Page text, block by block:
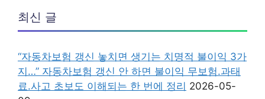
최신 글
“자동차보험 갱신 놓치면 생기는 치명적 불이익 3가
지…” 자동차보험 갱신 안 하면 불이익 무보험.과태
료.사고 초보도 이해되는 한 번에 정리 2026-05-